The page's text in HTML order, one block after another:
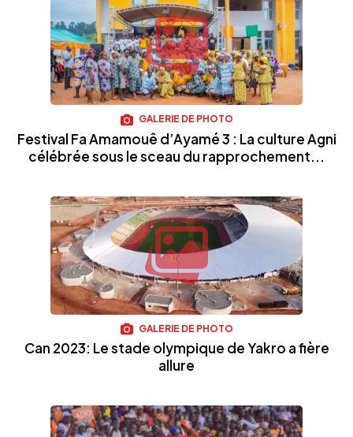
GALERIE DE PHOTO
Festival Fa Amamouê d’Ayamé 3 : La culture Agni
célébrée sous le sceau du rapprochement...
GALERIE DE PHOTO
Can 2023: Le stade olympique de Yakro a fière
allure